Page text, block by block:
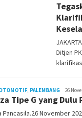
Ditjen
PALEMBANG
Hasan
26
Tipe G yang
Pancasila.26 November